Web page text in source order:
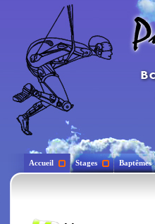
Accueil Stages Baptêmes